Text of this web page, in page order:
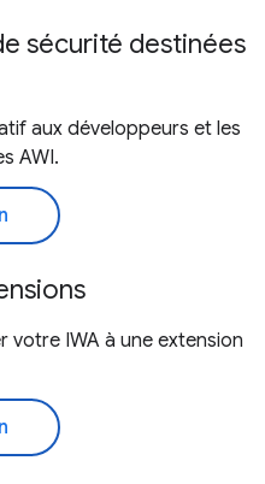
sécurité destinées
aux développeurs et les
AWI.
votre IWA à une extension